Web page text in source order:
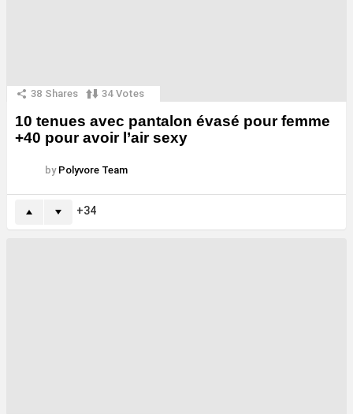
38 Shares 34 Votes
10 tenues avec pantalon évasé pour femme
+40 pour avoir l’air sexy
by Polyvore Team
34